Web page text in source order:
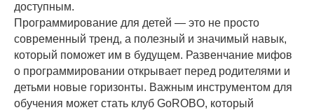
доступным.
Программирование для детей — это не просто
современный тренд, а полезный и значимый навык,
который поможет им в будущем. Развенчание мифов
о программировании открывает перед родителями и
детьми новые горизонты. Важным инструментом для
обучения может стать клуб GoROBO, который